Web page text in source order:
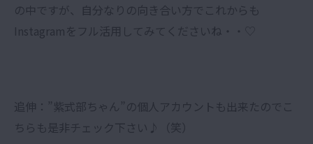
の中ですが、自分なりの向き合い方でこれからも
Instagramをフル活用してみてくださいね・・♡
追伸：”紫式部ちゃん”の個人アカウントも出来たのでこ
ちらも是非チェック下さい♪（笑）